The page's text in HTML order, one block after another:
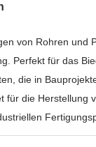
von Rohren und
Perfekt für das
die in
für die Herstellung